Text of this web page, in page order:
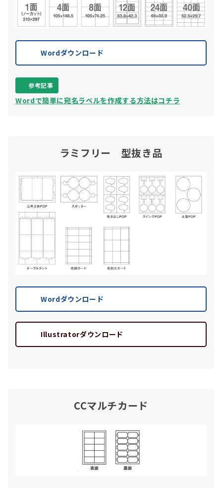
Wordダウンロード
参考記事
Wordで簡単に宛名ラベルを作成する方法はコチラ
ラミフリー 型抜き品
Wordダウンロード
Illustratorダウンロード
CCマルチカード